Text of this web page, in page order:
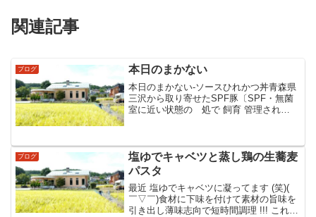
関連記事
ブログ 本日のまかない
本日のまかない‐ソースひれかつ丼青森県
三沢から取り寄せたSPF豚〔SPF・無菌
室に近い状態の 処で 飼育 管理され
ソースは フルーティ...
ブログ
塩ゆでキャベツと蒸し鶏の生蕎麦
パスタ
最近 塩ゆでキャベツに凝ってます (笑)(
￣▽￣)食材に下味を付けて素材の旨味を
引き出し薄味志向で短時間調理 !!! これぞ